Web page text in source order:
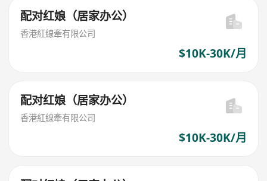
配对红娘（居家办公）
香港紅線牽有限公司
$10K-30K/月
配对红娘（居家办公）
香港紅線牽有限公司
$10K-30K/月